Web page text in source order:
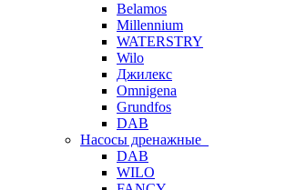
Belamos
Millennium
WATERSTRY
Wilo
Джилекс
Omnigena
Grundfos
DAB
Насосы дренажные
DAB
WILO